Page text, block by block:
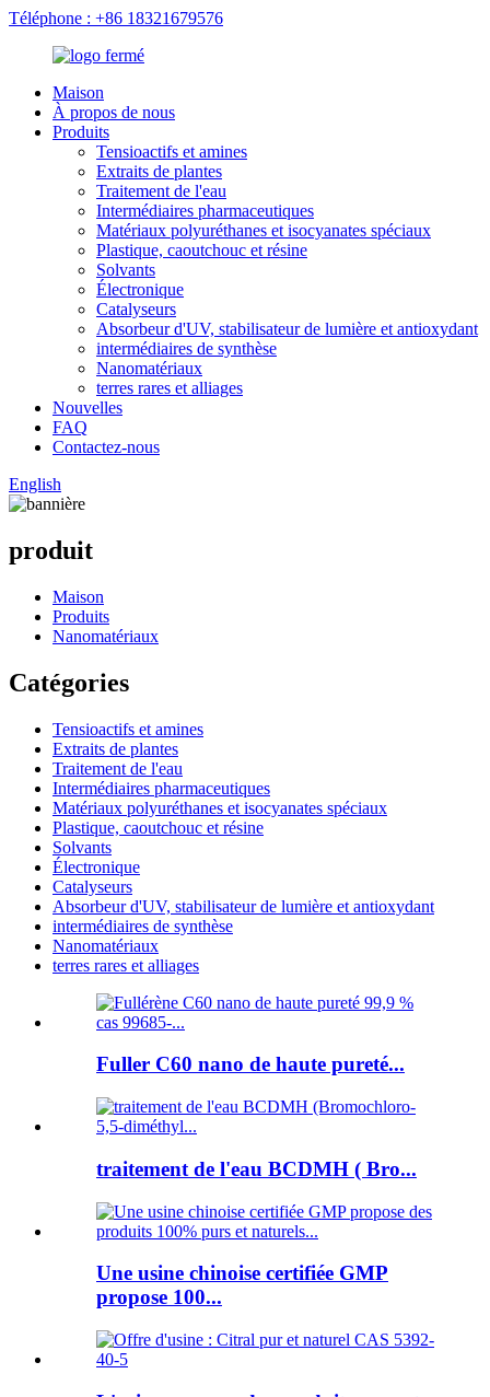
Téléphone : +86 18321679576
Maison
À propos de nous
Produits
Tensioactifs et amines
Extraits de plantes
Traitement de l'eau
Intermédiaires pharmaceutiques
Matériaux polyuréthanes et isocyanates spéciaux
Plastique, caoutchouc et résine
Solvants
Électronique
Catalyseurs
Absorbeur d'UV, stabilisateur de lumière et antioxydant
intermédiaires de synthèse
Nanomatériaux
terres rares et alliages
Nouvelles
FAQ
Contactez-nous
English
produit
Maison
Produits
Nanomatériaux
Catégories
Tensioactifs et amines
Extraits de plantes
Traitement de l'eau
Intermédiaires pharmaceutiques
Matériaux polyuréthanes et isocyanates spéciaux
Plastique, caoutchouc et résine
Solvants
Électronique
Catalyseurs
Absorbeur d'UV, stabilisateur de lumière et antioxydant
intermédiaires de synthèse
Nanomatériaux
terres rares et alliages
Fuller C60 nano de haute pureté...
traitement de l'eau BCDMH ( Bro...
Une usine chinoise certifiée GMP
propose 100...